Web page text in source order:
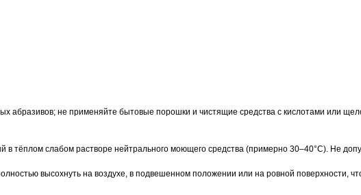
абразивов; не применяйте бытовые порошки и чистящие средства с кислотами или
тёплом слабом растворе нейтрального моющего средства (примерно 30–40°C). Не
высохнуть на воздухе, в подвешенном положении или на ровной поверхности,